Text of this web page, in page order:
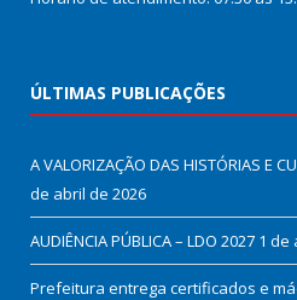
ÚLTIMAS PUBLICAÇÕES
A VALORIZAÇÃO DAS HISTÓRIAS E
de abril de 2026
AUDIÊNCIA PÚBLICA – LDO 2027 1 de
Prefeitura entrega certificados e